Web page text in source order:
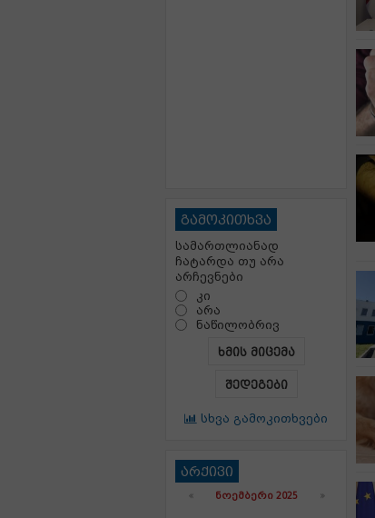
გამოკითხვა
სამართლიანად
ჩატარდა თუ არა
არჩევნები
კი
არა
ნაწილობრივ
ხმის მიცემა
შედეგები
სხვა გამოკითხვები
არქივი
« ᲜᲝᲔᲛᲑᲔᲠᲘ 2025 »